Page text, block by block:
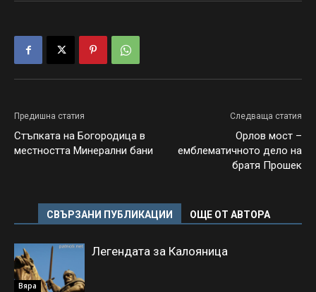
Предишна статия
Стъпката на Богородица в
местността Минерални бани
Следваща статия
Орлов мост –
емблематичното дело на
братя Прошек
СВЪРЗАНИ ПУБЛИКАЦИИ ОЩЕ ОТ АВТОРА
Вяра
Легендата за Калояница